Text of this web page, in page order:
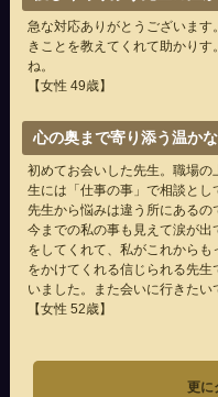
急な対応ありがとうございま
きことを教えてくれて助かり
ね。
【女性 49歳】
心の奥まで寄り添う温か
初めてお会いした先生。職場
生には「仕事の事」で相談とし
先生から悩みは違う所にあるの
今までの私の事も見えて涙が
をしてくれて、私がこれから
をかけてくれる信じられる先
いました。また会いに行きたい
【女性 52歳】
更に